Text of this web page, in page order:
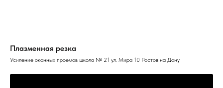
Плазменная резка
Усиление оконных проемов школа № 21 ул. Мира 10 Ростов на Дону